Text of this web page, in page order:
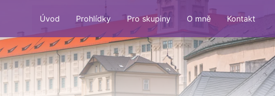
Úvod Prohlídky Pro skupiny O mně Kontakt